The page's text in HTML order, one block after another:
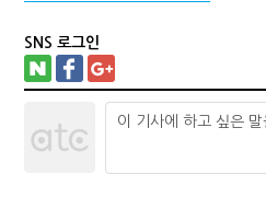
SNS 로그인